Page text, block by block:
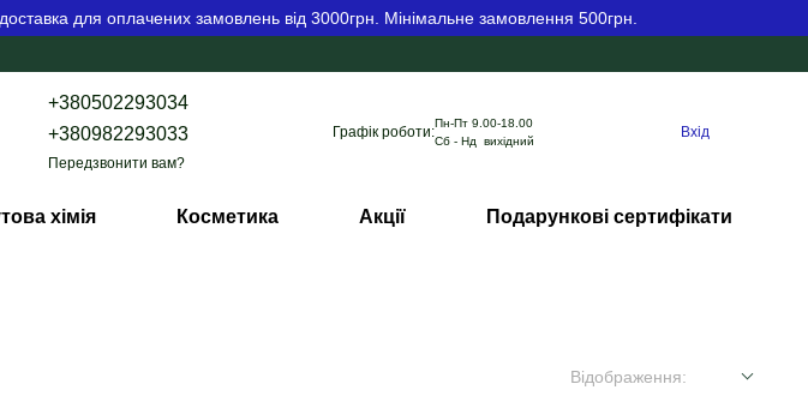
для оплачених замовлень від 3000грн. Мінімальне замовлення 500грн.
+380502293034
+380982293033
Передзвонити вам?
Графік роботи:Пн-Пт 9.00-18.00
Сб - Нд вихідний
Вхід
хімія Косметика Акції Подарункові сертифікати
Відображення: